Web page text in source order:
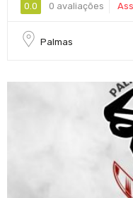
0.0 0 avaliações
Palmas